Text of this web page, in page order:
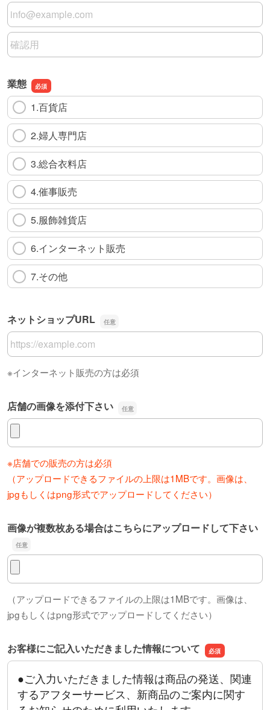
メールアドレス
メールアドレスの確認用
業態
1.百貨店
2.婦人専門店
3.総合衣料店
4.催事販売
5.服飾雑貨店
6.インターネット販売
7.その他
ネットショップURL
ネットショップURL
※インターネット販売の方は必須
店舗の画像を添付下さい
店舗の画像を添付下さい
※店舗での販売の方は必須
（アップロードできるファイルの上限は1MBです。画像は、
jpgもしくはpng形式でアップロードしてください）
画像が複数枚ある場合はこちらにアップロードして下さい
画像が複数枚ある場合はこちらにアップロードして下さい
（アップロードできるファイルの上限は1MBです。画像は、
jpgもしくはpng形式でアップロードしてください）
お客様にご記入いただきました情報について
●ご入力いただきました情報は商品の発送、関連
するアフターサービス、新商品のご案内に関す